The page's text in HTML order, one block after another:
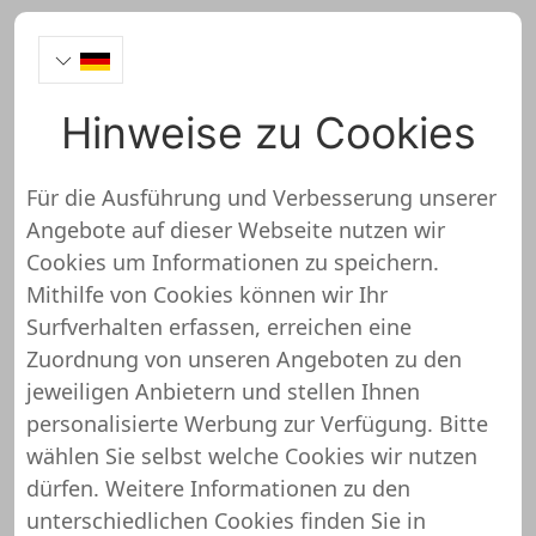
https://atalanda.com/
atalanda wurde noch nicht
überprüft und getestet
Über diesen Shop oder Webseite liegen uns
noch keine detaillierten Informationen vor.
Das bedeutet, dass atalanda von unserem
Support-Team noch nicht überprüft und
Hinweise zu Cookies
Für die Ausführung und Verbesserung unserer
Angebote auf dieser Webseite nutzen wir
Cookies um Informationen zu speichern.
Mithilfe von Cookies können wir Ihr
Surfverhalten erfassen, erreichen eine
Zuordnung von unseren Angeboten zu den
jeweiligen Anbietern und stellen Ihnen
personalisierte Werbung zur Verfügung. Bitte
wählen Sie selbst welche Cookies wir nutzen
dürfen. Weitere Informationen zu den
unterschiedlichen Cookies finden Sie in